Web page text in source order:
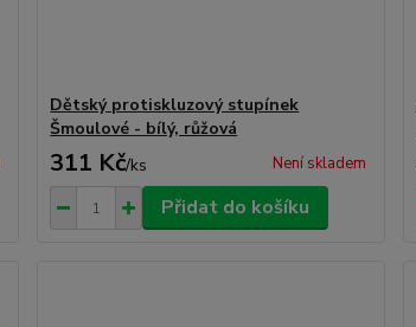
Dětský protiskluzový stupínek
Šmoulové - bílý, růžová
311 Kč/ks Není skladem
Přidat do košíku